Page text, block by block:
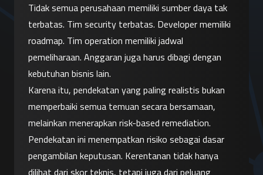
Tidak semua perusahaan memiliki sumber daya tak
terbatas. Tim security terbatas. Developer memiliki
roadmap. Tim operation memiliki jadwal
pemeliharaan. Anggaran juga harus dibagi dengan
kebutuhan bisnis lain.
Karena itu, pendekatan yang paling realistis bukan
memperbaiki semua temuan secara bersamaan,
melainkan menerapkan risk-based remediation.
Pendekatan ini menempatkan risiko sebagai dasar
pengambilan keputusan. Kerentanan tidak hanya